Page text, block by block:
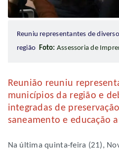
Reuniu representantes de
região Foto: Assessoria de
Reunião reuniu
municípios da região e
integradas de
saneamento e educação
Na última quinta-feira (21),